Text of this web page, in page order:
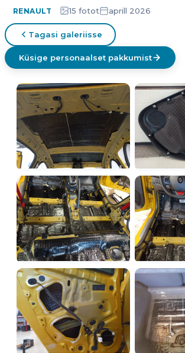
RENAULT 15 fotot aprill 2026
Tagasi galeriisse
Küsige personaalset pakkumist